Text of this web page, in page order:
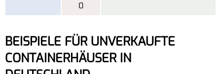
0
BEISPIELE FÜR UNVERKAUFTE
CONTAINERHÄUSER IN